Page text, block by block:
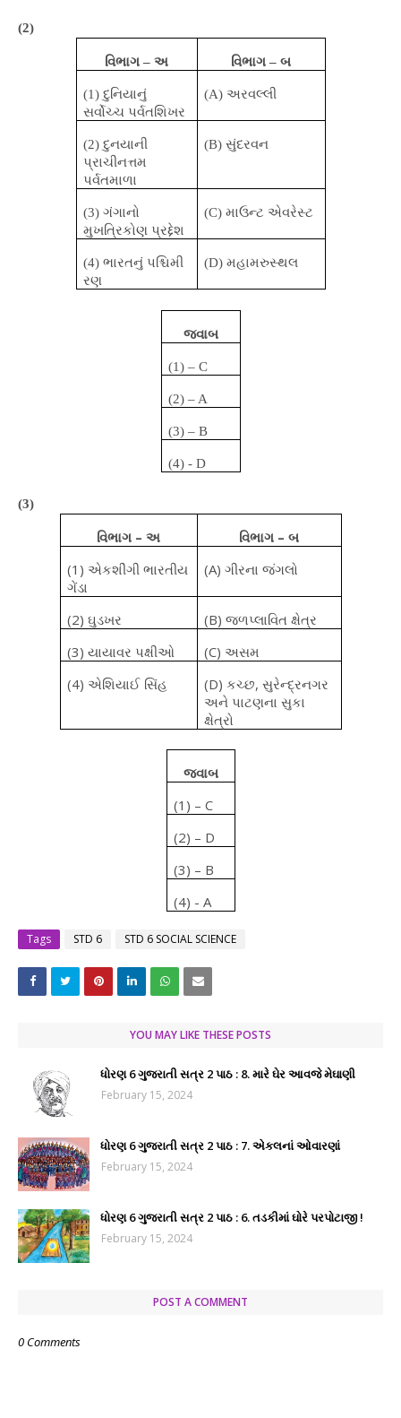
(2)
વિભાગ – અ વિભાગ – બ
(1)દુનિયાનું
સર્વોચ્ચ પર્વતશિખર
(A)અરવલ્લી
(2)દુનયાની
પ્રાચીનત્તમ
પર્વતમાળા
(B)સુંદરવન
(3)ગંગાનો
મુખત્રિકોણ પ્રદ્દેશ
(C)માઉન્ટ એવરેસ્ટ
(4)ભારતનું પશ્ચિમી
રણ
(D)મહામરુસ્થલ
જવાબ
(1) – C
(2) – A
(3) – B
(4) - D
(3)
વિભાગ – અ
વિભાગ – બ
(1) એકશીંગી ભારતીય
ગેંડા
(A) ગીરના જંગલો
(2) ઘુડખર (B) જળપ્લાવિત ક્ષેત્ર
(3) યાયાવર પક્ષીઓ (C) અસમ
(4) એશિયાઈ સિંહ (D) કચ્છ, સુરેન્દ્રનગર
અને પાટણના સુકા
ક્ષેત્રો
જવાબ
(1) – C
(2) – D
(3) – B
(4) - A
Tags STD 6 STD 6 SOCIAL SCIENCE
YOU MAY LIKE THESE POSTS
ધોરણ 6 ગુજરાતી સત્ર 2 પાઠ : 8. મારે ઘેર આવજે મેઘાણી
February 15, 2024
ધોરણ 6 ગુજરાતી સત્ર 2 પાઠ : 7. એકલનાં ઓવારણાં
February 15, 2024
ધોરણ 6 ગુજરાતી સત્ર 2 પાઠ : 6. તડકીમાં ઘોરે પરપોટાજી !
February 15, 2024
POST A COMMENT
0 Comments